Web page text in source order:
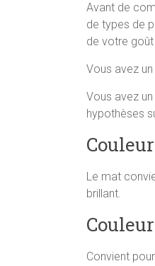
Avant de
de types de
de votre
Vous avez
Vous avez
hypothèses
Le mat
brillant.
Convient